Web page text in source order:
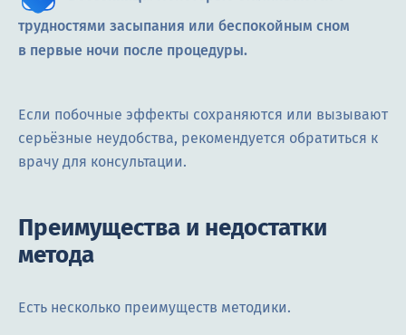
трудностями засыпания или беспокойным сном
в первые ночи после процедуры.
Если побочные эффекты сохраняются или вызывают
серьёзные неудобства, рекомендуется обратиться к
врачу для консультации.
Преимущества и недостатки
метода
Есть несколько преимуществ методики.